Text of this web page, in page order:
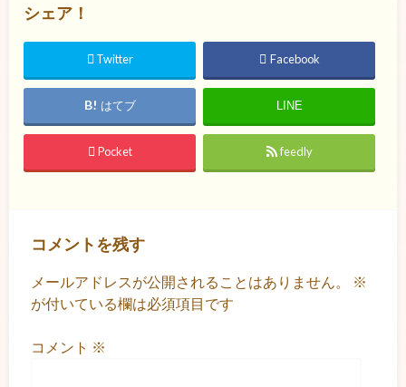
シェア！
Twitter Facebook
はてブ LINE
Pocket feedly
コメントを残す
メールアドレスが公開されることはありません。
※
が付いている欄は必須項目です
コメント ※